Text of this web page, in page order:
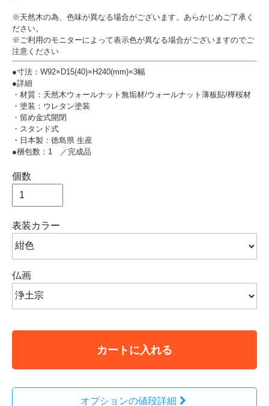
※天然木の為、色味が異なる場合がございます。あらかじめご了承く
ださい。
※ご利用のモニターによって表示色が異なる場合がございますのでご
注意ください
●寸法：W92×D15(40)×H240(mm)×3幅
●詳細
・材質：天然木ウォールナット無垢材/ウォールナット薄板貼/樺桜材
・塗装：ウレタン塗装
・留め金式開閉
・スタンド式
・日本製：徳島県 生産
●梱包数：1 ／完成品
個数
表装カラー
仏画
カートに入れる
オプションの値段詳細